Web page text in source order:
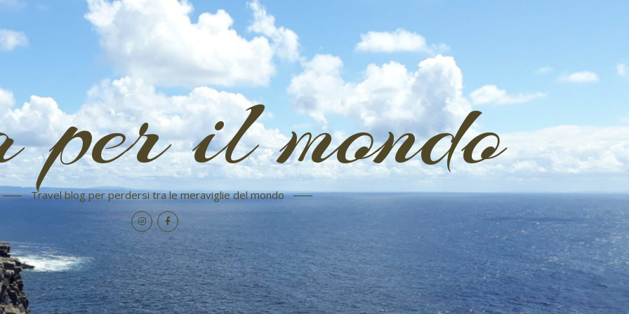
per il mondo
Travel blog per perdersi tra le meraviglie del mondo